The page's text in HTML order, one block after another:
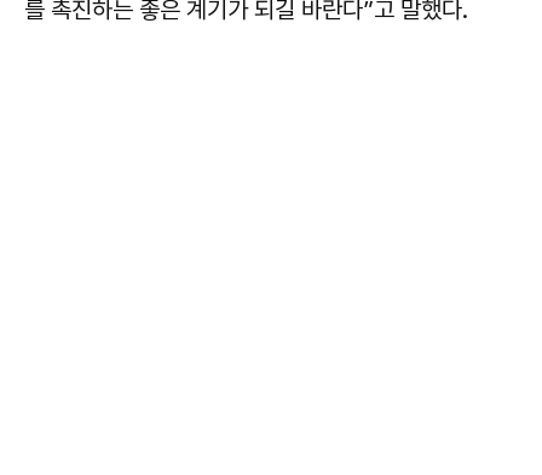
를 촉진하는 좋은 계기가 되길 바란다”고 말했다.